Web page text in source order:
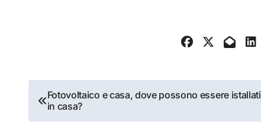
Navigazione
articoli
Fotovoltaico e casa, dove possono essere istallati
in casa?